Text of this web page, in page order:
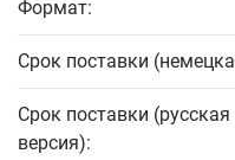
Формат:
Срок поставки
Срок поставки (русская
версия):